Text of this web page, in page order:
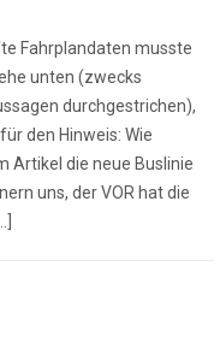
Fahrplandaten musste
unten (zwecks
durchgestrichen),
den Hinweis: Wie
Artikel die neue Buslinie
uns, der VOR hat die